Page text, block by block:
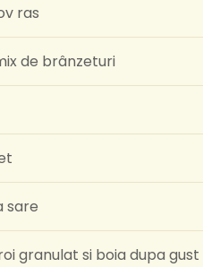
ras
de brânzeturi
sare
granulat si boia dupa gust